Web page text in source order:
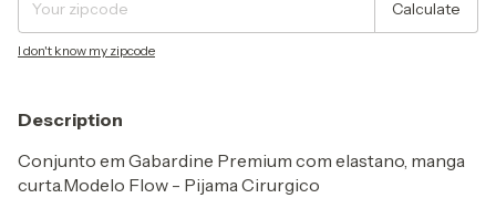
Calculate
I don't know my zipcode
Description
Conjunto em Gabardine Premium com elastano, manga
curta.Modelo Flow - Pijama Cirurgico